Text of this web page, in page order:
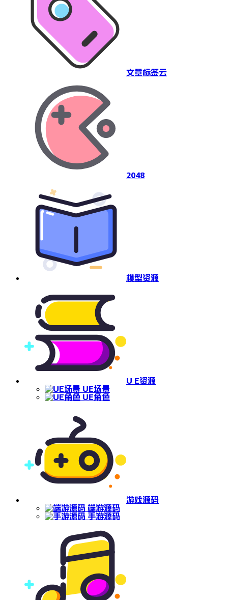
文章标签云
2048
模型资源
U E资源
UE场景
UE角色
游戏源码
端游源码
手游源码